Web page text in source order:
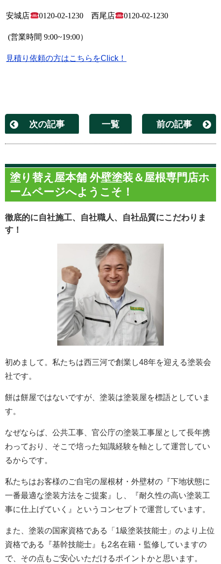
安城店 0120-02-1230西尾店 0120-02-1230
(営業時間 9:00~19:00）
見積り依頼の方はこちらをClick！
次の記事 一覧 前の記事
塗り替え屋本舗 外壁塗装＆屋根専門店ホ
ームページへようこそ！
徹底的に自社施工、自社職人、自社品質にこだわりま
す！
初めまして。私たちは西三河で創業し48年を迎える塗装会
社です。
餅は餅屋ではないですが、塗装は塗装屋を標語としていま
す。
なぜならば、公共工事、官公庁の塗装工事屋として長年携
わっており、そこで培った知識経験を軸として運営してい
るからです。
私たちはお客様のご自宅の屋根材・外壁材の『下地状態に
一番最適な塗装方法をご提案』し、『耐久性の高い塗装工
事に仕上げていく』というコンセプトで運営しています。
また、塗装の国家資格である「1級塗装技能士」のより上位
資格である『基幹技能士』も2名在籍・監修していますの
で、その点もご安心いただけるポイントかと思います。